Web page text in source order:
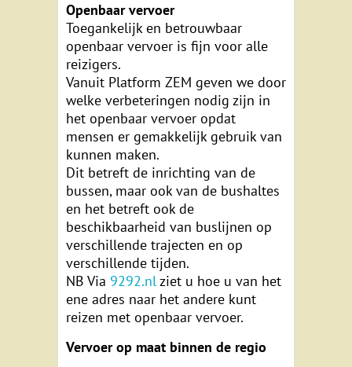
Openbaar vervoer
Toegankelijk en betrouwbaar
openbaar vervoer is fijn voor alle
reizigers.
Vanuit Platform ZEM geven we door
welke verbeteringen nodig zijn in
het openbaar vervoer opdat
mensen er gemakkelijk gebruik van
kunnen maken.
Dit betreft de inrichting van de
bussen, maar ook van de bushaltes
en het betreft ook de
beschikbaarheid van buslijnen op
verschillende trajecten en op
verschillende tijden.
NB Via 9292.nlziet u hoe u van het
ene adres naar het andere kunt
reizen met openbaar vervoer.
Vervoer op maat binnen de regio